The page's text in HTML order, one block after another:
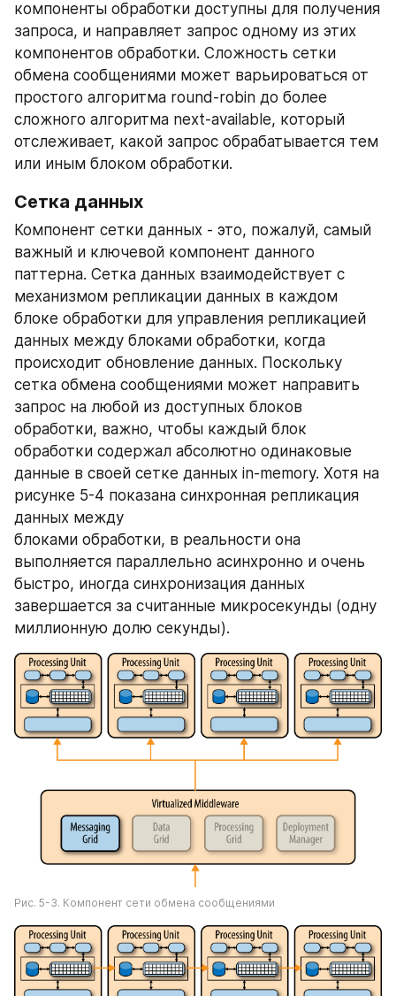
компоненты обработки доступны для получения
запроса, и направляет запрос одному из этих
компонентов обработки. Сложность сетки
обмена сообщениями может варьироваться от
простого алгоритма round-robin до более
сложного алгоритма next-available, который
отслеживает, какой запрос обрабатывается тем
или иным блоком обработки.
Сетка данных
Компонент сетки данных - это, пожалуй, самый
важный и ключевой компонент данного
паттерна. Сетка данных взаимодействует с
механизмом репликации данных в каждом
блоке обработки для управления репликацией
данных между блоками обработки, когда
происходит обновление данных. Поскольку
сетка обмена сообщениями может направить
запрос на любой из доступных блоков
обработки, важно, чтобы каждый блок
обработки содержал абсолютно одинаковые
данные в своей сетке данных in-memory. Хотя на
рисунке 5-4 показана синхронная репликация
данных между
блоками обработки, в реальности она
выполняется параллельно асинхронно и очень
быстро, иногда синхронизация данных
завершается за считанные микросекунды (одну
миллионную долю секунды).
Рис. 5-3. Компонент сети обмена сообщениями